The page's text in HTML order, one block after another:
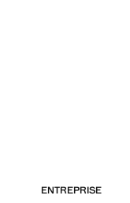
ENTREPRISE